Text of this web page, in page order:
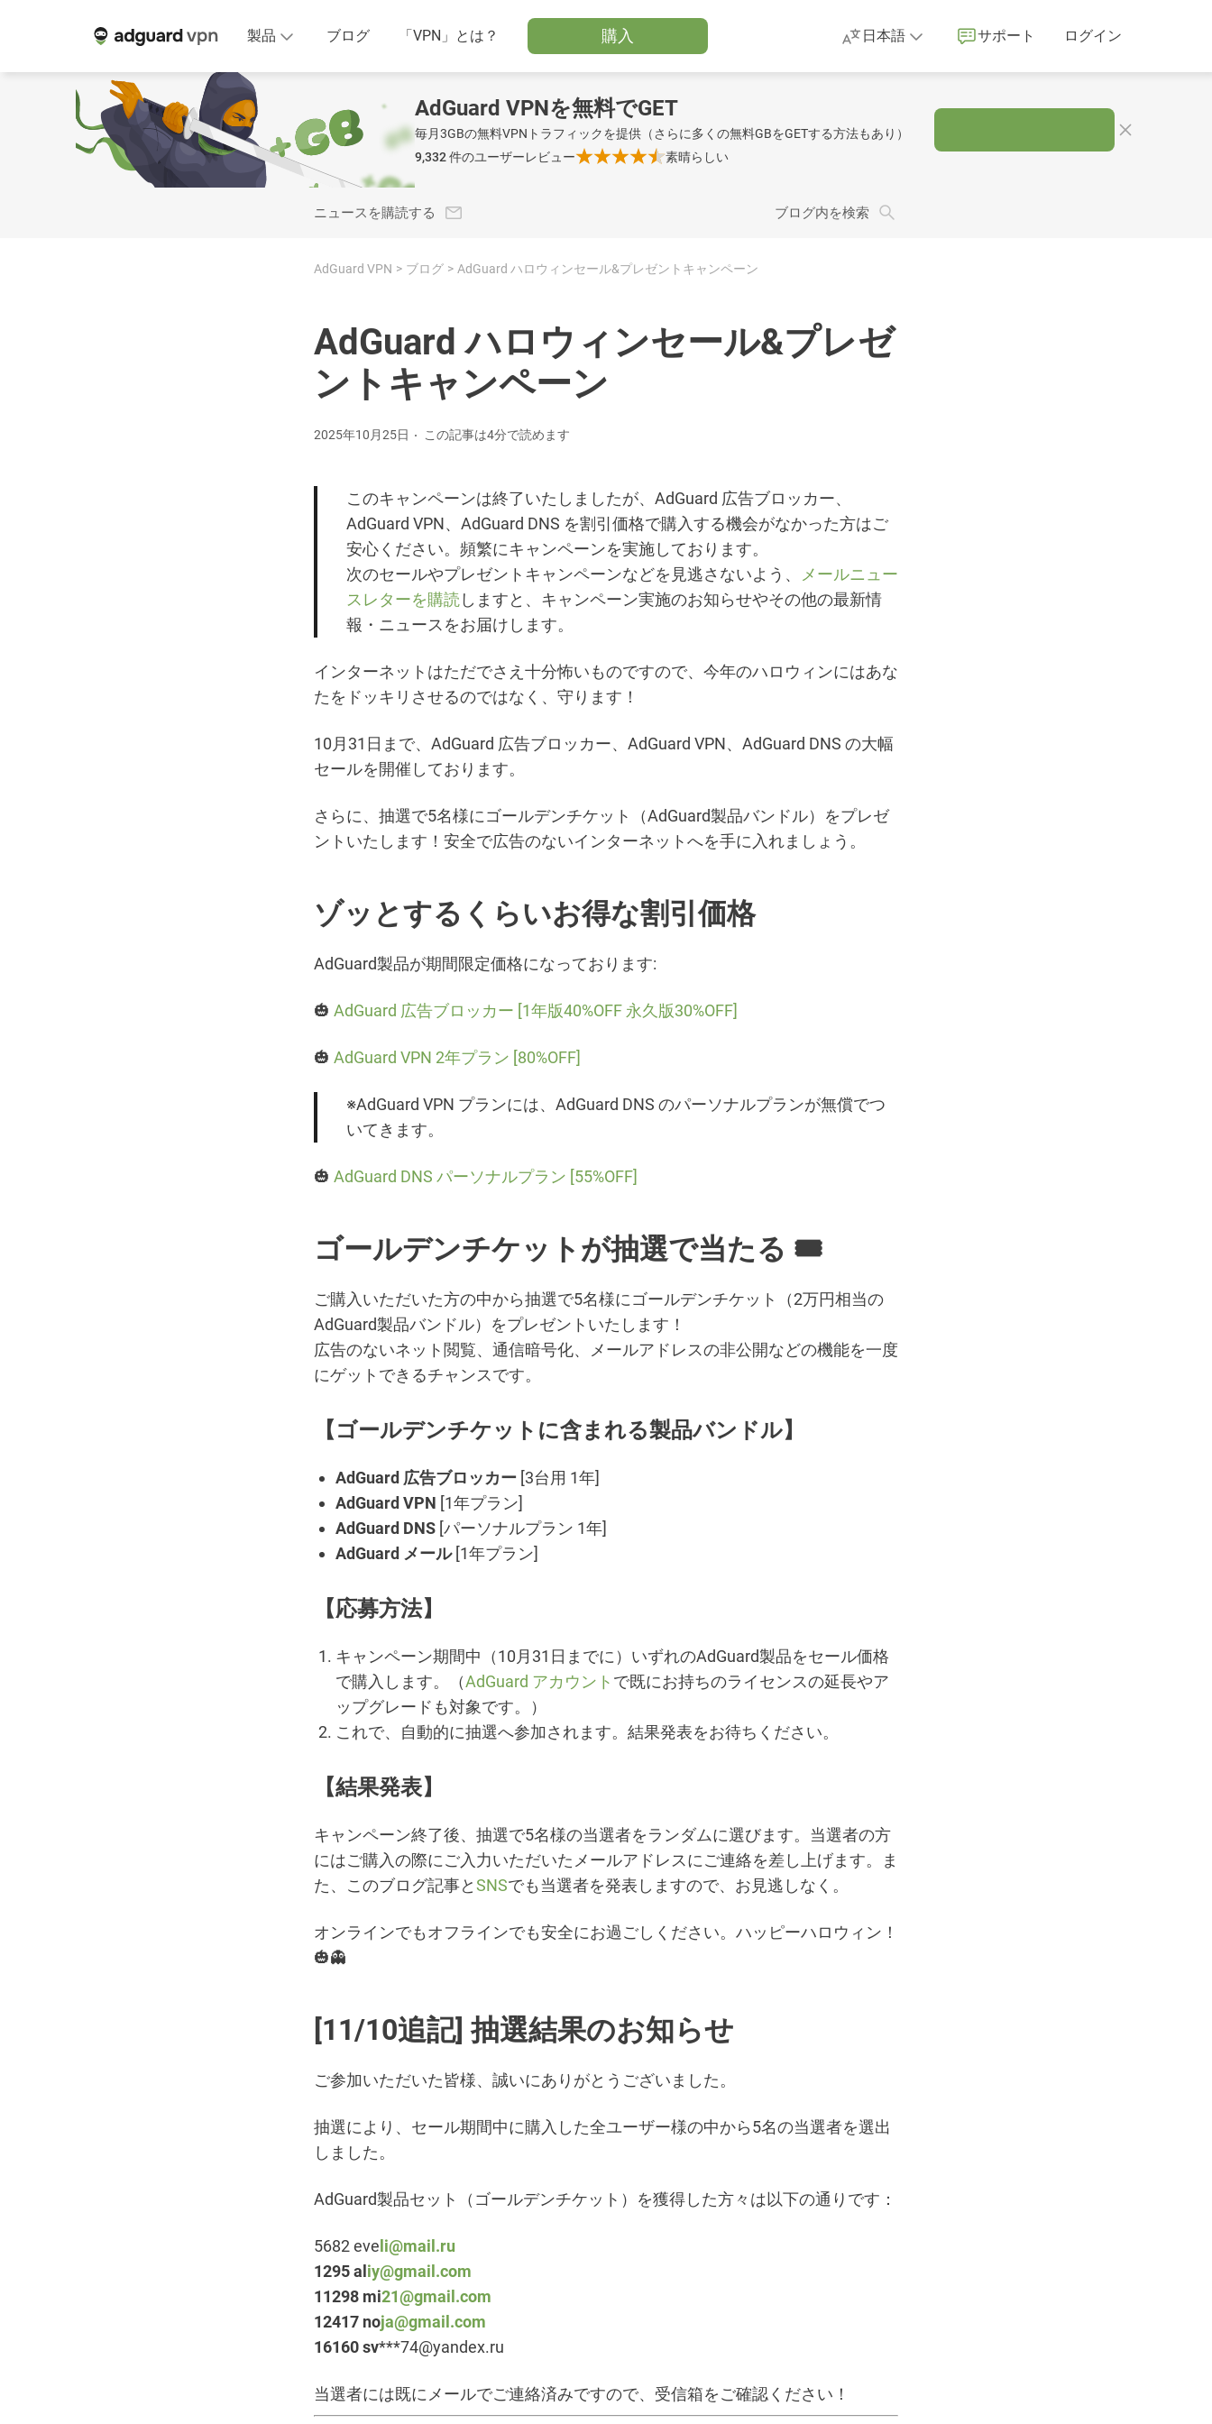
製品 ブログ 「VPN」とは？ 購入 日本語 サポート ログイン
AdGuard VPNを無料でGET
毎月3GBの無料VPNトラフィックを提供（さらに多くの無料GBをGETする方法もあり）
9,332件のユーザーレビュー 素晴らしい
ニュースを購読する ブログ内を検索
AdGuard VPN ブログ AdGuard ハロウィンセール&プレゼントキャンペーン
AdGuard ハロウィンセール&プレゼ
ントキャンペーン
2025年10月25日 この記事は4分で読めます
このキャンペーンは終了いたしましたが、AdGuard 広告ブロッカー、
AdGuard VPN、AdGuard DNS を割引価格で購入する機会がなかった方はご
安心ください。頻繁にキャンペーンを実施しております。
次のセールやプレゼントキャンペーンなどを見逃さないよう、
メールニュー
スレターを購読 しますと、キャンペーン実施のお知らせやその他の最新情
報・ニュースをお届けします。
インターネットはただでさえ十分怖いものですので、今年のハロウィンにはあな
たをドッキリさせるのではなく、守ります！
10月31日まで、AdGuard 広告ブロッカー、AdGuard VPN、AdGuard DNS の大幅
セールを開催しております。
さらに、抽選で5名様にゴールデンチケット（AdGuard製品バンドル）をプレゼ
ントいたします！安全で広告のないインターネットへを手に入れましょう。
ゾッとするくらいお得な割引価格
AdGuard製品が期間限定価格になっております:
🎃 AdGuard 広告ブロッカー [1年版40%OFF 永久版30%OFF]
🎃 AdGuard VPN 2年プラン [80%OFF]
※AdGuard VPN プランには、AdGuard DNS のパーソナルプランが無償でつ
いてきます。
🎃 AdGuard DNS パーソナルプラン [55%OFF]
ゴールデンチケットが抽選で当たる 🎟️
ご購入いただいた方の中から抽選で5名様にゴールデンチケット（2万円相当の
AdGuard製品バンドル）をプレゼントいたします！
広告のないネット閲覧、通信暗号化、メールアドレスの非公開などの機能を一度
にゲットできるチャンスです。
【ゴールデンチケットに含まれる製品バンドル】
AdGuard 広告ブロッカー [3台用 1年]
AdGuard VPN [1年プラン]
AdGuard DNS [パーソナルプラン 1年]
AdGuard メール[1年プラン]
【応募方法】
キャンペーン期間中（10月31日までに）いずれのAdGuard製品をセール価格
で購入します。（AdGuard アカウント で既にお持ちのライセンスの延長やア
ップグレードも対象です。）
これで、自動的に抽選へ参加されます。結果発表をお待ちください。
【結果発表】
キャンペーン終了後、抽選で5名様の当選者をランダムに選びます。当選者の方
にはご購入の際にご入力いただいたメールアドレスにご連絡を差し上げます。ま
た、このブログ記事とSNSでも当選者を発表しますので、お見逃しなく。
オンラインでもオフラインでも安全にお過ごしください。ハッピーハロウィン！
🎃👻
[11/10追記] 抽選結果のお知らせ
ご参加いただいた皆様、誠いにありがとうございました。
抽選により、セール期間中に購入した全ユーザー様の中から5名の当選者を選出
しました。
AdGuard製品セット（ゴールデンチケット）を獲得した方々は以下の通りです：
5682 eve li@mail.ru
1295 al iy@gmail.com
11298 mi21@gmail.com
12417 noja@gmail.com
16160 sv***74@yandex.ru
当選者には既にメールでご連絡済みですので、受信箱をご確認ください！